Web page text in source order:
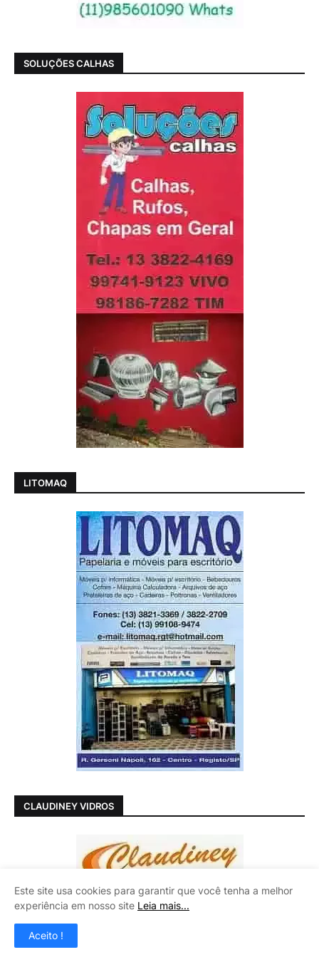
SOLUÇÕES CALHAS
LITOMAQ
CLAUDINEY VIDROS
Este site usa cookies para garantir que você tenha a melhor
experiência em nosso site Leia mais...
Aceito !